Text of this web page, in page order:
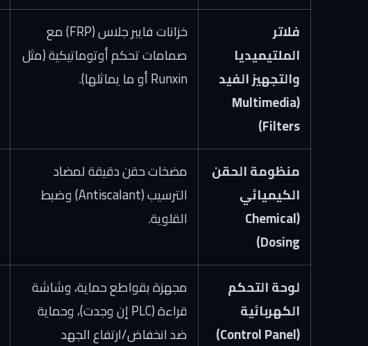
فلاتر
الملتيميديا
والتجهيز الفيد
(Multimedia
Filters)
خزانات فايبر جلاس (FRP) مع
صمامات تحكم أوتوماتيكية (مثل
Runxin أو ما يماثلها).
منظومة الحقن
الكيميائي
(Chemical
Dosing)
مضخات حقن دقيقة لمضاد
الترسيب (Antiscalant) وضبط
القلوية.
لوحة التحكم
الكهربائية
(Control Panel)
مجهزة بقواطع حماية، وشاشة
قراءة (PLC إن وجدت)، وحماية
ضد انخفاض/ارتفاع الجهد